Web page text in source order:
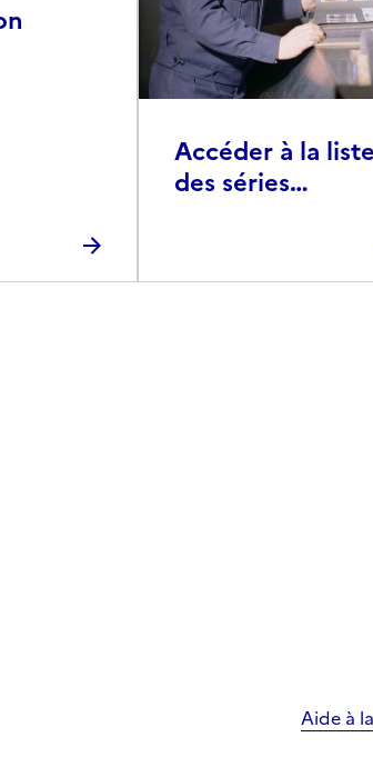
Accéder à la liste
des séries
Aide à